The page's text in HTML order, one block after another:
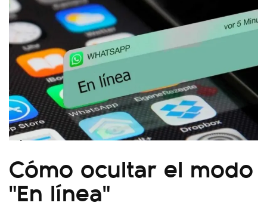
Cómo ocultar el modo
"En línea"